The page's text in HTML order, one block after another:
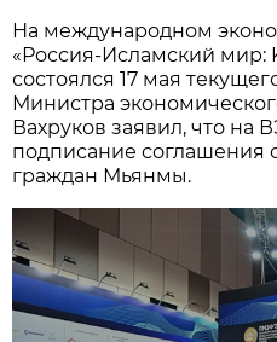
На международном
«Россия-Исламский мир:
состоялся 17 мая
Министра
Вахруков заявил, что на
подписание соглашения
граждан Мьянмы.